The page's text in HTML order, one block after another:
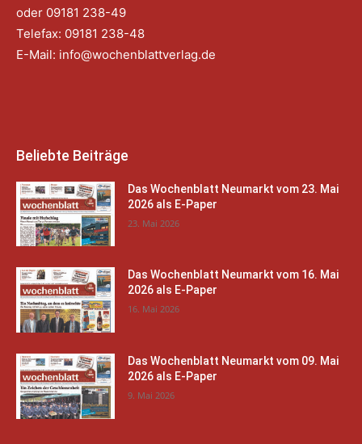
oder 09181 238-49
Telefax: 09181 238-48
E-Mail: info@wochenblattverlag.de
Beliebte Beiträge
Das Wochenblatt Neumarkt vom 23. Mai
2026 als E-Paper
23. Mai 2026
Das Wochenblatt Neumarkt vom 16. Mai
2026 als E-Paper
16. Mai 2026
Das Wochenblatt Neumarkt vom 09. Mai
2026 als E-Paper
9. Mai 2026